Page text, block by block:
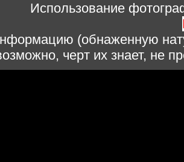
Использование
(обнаженную
черт их знает, не